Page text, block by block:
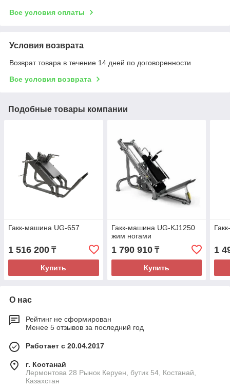
Все условия оплаты
Условия возврата
Возврат товара в течение 14 дней по договоренности
Все условия возврата
Подобные товары компании
Гакк-машина UG-657
1 516 200 ₸
Купить
Гакк-машина UG-KJ1250
жим ногами
1 790 910₸
Купить
1
О нас
Рейтинг не сформирован
Менее 5 отзывов за последний год
Работает с 20.04.2017
г. Костанай
Лермонтова 28 Рынок Керуен, бутик 54, Костанай,
Казахстан